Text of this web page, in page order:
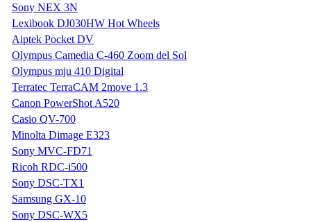
Sony NEX 3N
Lexibook DJ030HW Hot Wheels
Aiptek Pocket DV
Olympus Camedia C-460 Zoom del Sol
Olympus mju 410 Digital
Terratec TerraCAM 2move 1.3
Canon PowerShot A520
Casio QV-700
Minolta Dimage E323
Sony MVC-FD71
Ricoh RDC-i500
Sony DSC-TX1
Samsung GX-10
Sony DSC-WX5